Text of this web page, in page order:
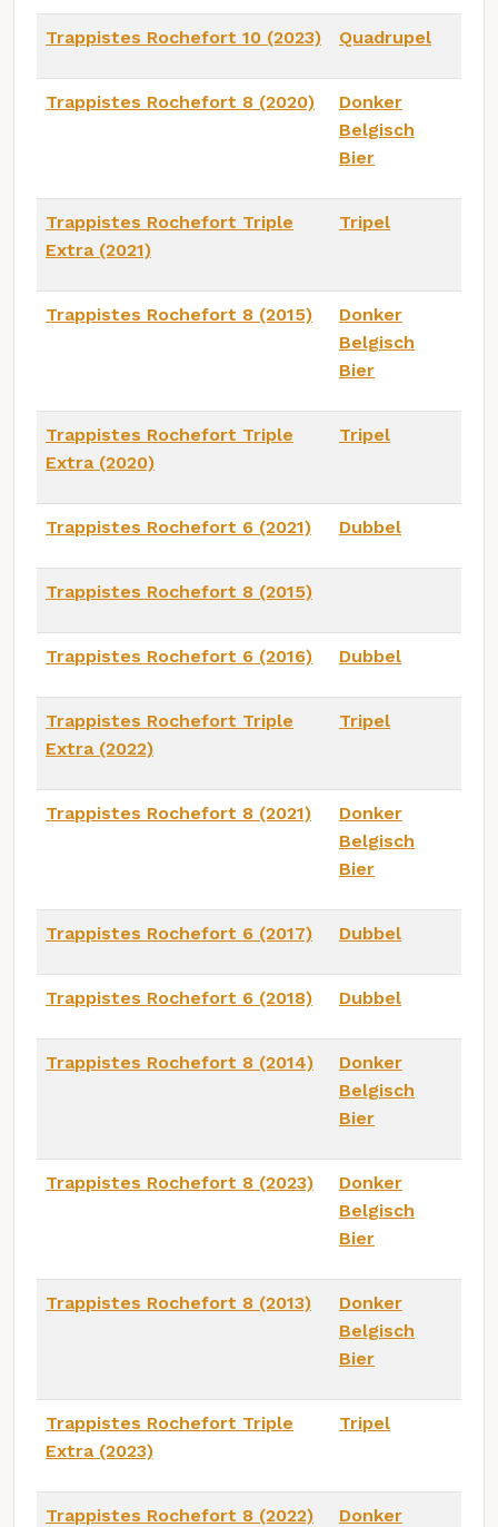
Trappistes Rochefort 10 (2023) Quadrupel
Trappistes Rochefort 8 (2020)
Donker
Belgisch
Bier
Trappistes Rochefort Triple
Extra (2021)
Tripel
Trappistes Rochefort 8 (2015)
Donker
Belgisch
Bier
Trappistes Rochefort Triple
Extra (2020)
Tripel
Trappistes Rochefort 6 (2021) Dubbel
Trappistes Rochefort 8 (2015)
Trappistes Rochefort 6 (2016) Dubbel
Trappistes Rochefort Triple
Extra (2022)
Tripel
Trappistes Rochefort 8 (2021)
Donker
Belgisch
Bier
Trappistes Rochefort 6 (2017) Dubbel
Trappistes Rochefort 6 (2018) Dubbel
Trappistes Rochefort 8 (2014)
Donker
Belgisch
Bier
Trappistes Rochefort 8 (2023)
Donker
Belgisch
Bier
Trappistes Rochefort 8 (2013)
Donker
Belgisch
Bier
Trappistes Rochefort Triple
Extra (2023)
Tripel
Trappistes Rochefort 8 (2022)
Donker